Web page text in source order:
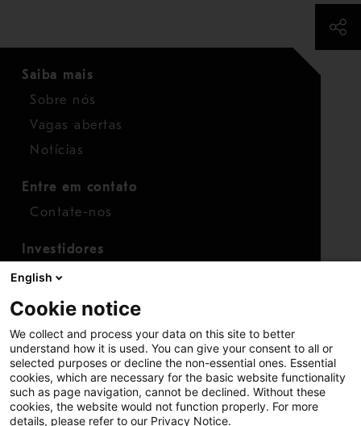
Saiba mais
Sobre nós
Vagas abertas
Notícias
Entre em contato
Contate-nos
Investidores
Calendário para investidores
Finanças
English
Cookie notice
We collect and process your data on this site to better
understand how it is used. You can give your consent to all or
selected purposes or decline the non-essential ones. Essential
cookies, which are necessary for the basic website functionality
such as page navigation, cannot be declined. Without these
cookies, the website would not function properly. For more
details, please refer to our Privacy Notice.